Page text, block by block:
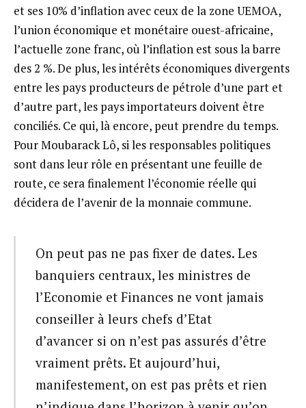
et ses 10% d’inflation avec ceux de la zone UEMOA,
l’union économique et monétaire ouest-africaine,
l’actuelle zone franc, où l’inflation est sous la barre
des 2 %. De plus, les intérêts économiques divergents
entre les pays producteurs de pétrole d’une part et
d’autre part, les pays importateurs doivent être
conciliés. Ce qui, là encore, peut prendre du temps.
Pour Moubarack Lô, si les responsables politiques
sont dans leur rôle en présentant une feuille de
route, ce sera finalement l’économie réelle qui
décidera de l’avenir de la monnaie commune.
On peut pas ne pas fixer de dates. Les
banquiers centraux, les ministres de
l’Economie et Finances ne vont jamais
conseiller à leurs chefs d’Etat
d’avancer si on n’est pas assurés d’être
vraiment prêts. Et aujourd’hui,
manifestement, on est pas prêts et rien